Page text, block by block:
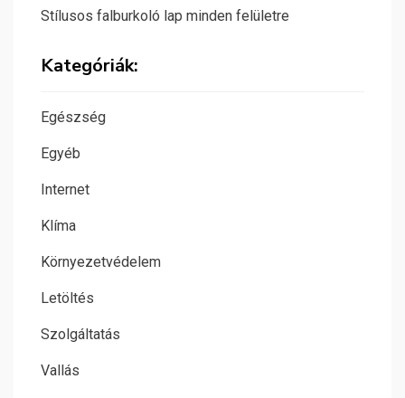
Stílusos falburkoló lap minden felületre
Kategóriák:
Egészség
Egyéb
Internet
Klíma
Környezetvédelem
Letöltés
Szolgáltatás
Vallás